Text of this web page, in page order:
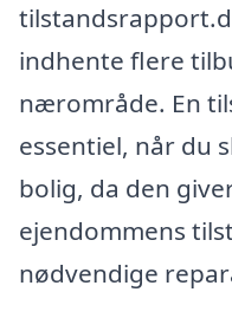
indhente flere
nærområde. En
essentiel, når du
bolig, da den
ejendommens
nødvendige